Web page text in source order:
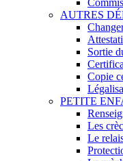
AUTRES
Sortie
Copie
PETITE
Les
Le